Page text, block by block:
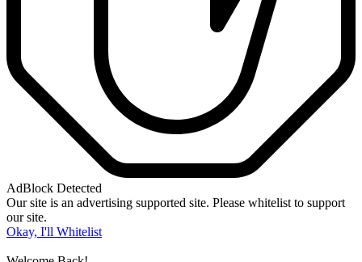
AdBlock Detected
Our site is an advertising supported site. Please whitelist to support
our site.
Okay, I'll Whitelist